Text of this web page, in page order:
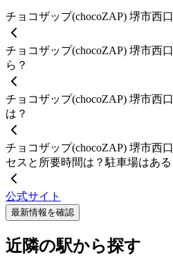
チョコザップ(chocoZAP) 堺市西
チョコザップ(chocoZAP) 堺市西
ら？
チョコザップ(chocoZAP) 堺市西
は？
チョコザップ(chocoZAP) 堺市西
セスと所要時間は？駐車場はある
公式サイト
最新情報を確認
近隣の駅から探す